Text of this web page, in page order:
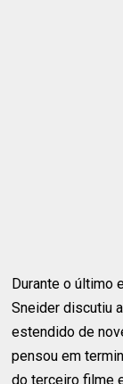
Durante o
Sneider discutiu
estendido de
pensou em
do terceiro filme